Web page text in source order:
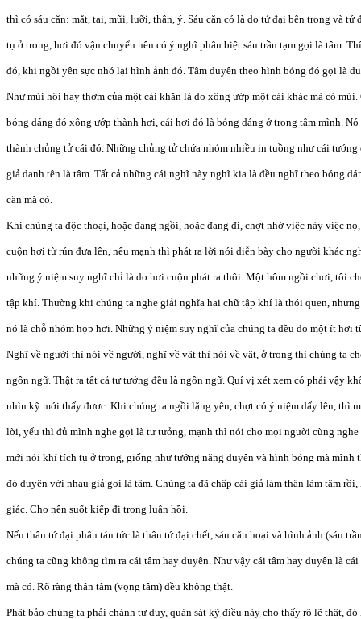
thì có sáu căn: mắt, tai, mũi, lưỡi, thân, ý. Sáu căn có là do tứ đại bên trong và
tụ ở trong, hơi đó vận chuyển nên có ý nghĩ phân biệt sáu trần tạm gọi là tâm.
đó, khi ngồi yên sực nhớ lại hình ảnh đó. Tâm duyên theo hình bóng đó gọi là
Như mùi hôi hay thơm của một cái khăn là do xông ướp một cái khác mà có
bóng dáng đó xông ướp thành hơi, cái hơi đó là bóng dáng ở trong tâm mình.
thành chủng tử cái đó. Những chủng tử chứa nhóm nhiều in tuồng như cái
giả danh tên là tâm. Tất cả những cái nghĩ này nghĩ kia là đều nghĩ theo bóng
căn mà có.
Khi chúng ta độc thoại, hoặc đang ngồi, hoặc đang đi, chợt nhớ việc này việc
cuộn hơi từ rún đưa lên, nếu mạnh thì phát ra lời nói diễn bày cho người khác
những ý niệm suy nghĩ chỉ là do hơi cuộn phát ra thôi. Một hôm ngồi chơi, tôi
tập khí. Thường khi chúng ta nghe giải nghĩa hai chữ tập khí là thói quen,
nó là chỗ nhóm họp hơi. Những ý niệm suy nghĩ của chúng ta đều do một ít hơi
Nghĩ về người thì nói về người, nghĩ về vật thì nói về vật, ở trong thì chúng ta
ngôn ngữ. Thật ra tất cả tư tưởng đều là ngôn ngữ. Quí vị xét xem có phải vậy
nhìn kỹ mới thấy được. Khi chúng ta ngồi lặng yên, chợt có ý niệm dấy lên, thì
lời, yếu thì đủ mình nghe gọi là tư tưởng, mạnh thì nói cho mọi người cùng
mới nói khí tích tụ ở trong, giống như tướng năng duyên và hình bóng mà mình
đó duyên với nhau giả gọi là tâm. Chúng ta đã chấp cái giả làm thân làm tâm
giác. Cho nên suốt kiếp đi trong luân hồi.
Nếu thân tứ đại phân tán tức là thân tứ đại chết, sáu căn hoại và hình ảnh (sáu
chúng ta cũng không tìm ra cái tâm hay duyên. Như vậy cái tâm hay duyên là
mà có. Rõ ràng thân tâm (vọng tâm) đều không thật.
Phật bảo chúng ta phải chánh tư duy, quán sát kỹ điều này cho thấy rõ lẽ thật,